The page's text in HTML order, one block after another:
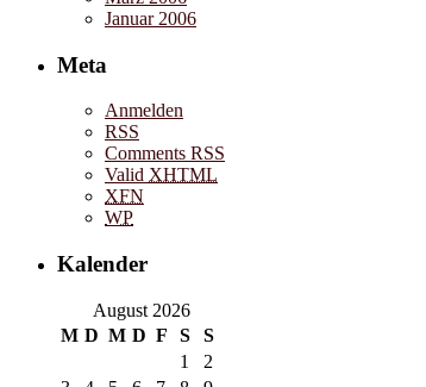
Januar 2006
Meta
Anmelden
RSS
Comments RSS
Valid XHTML
XFN
WP
Kalender
August 2026
M D M D F S
S
1
2